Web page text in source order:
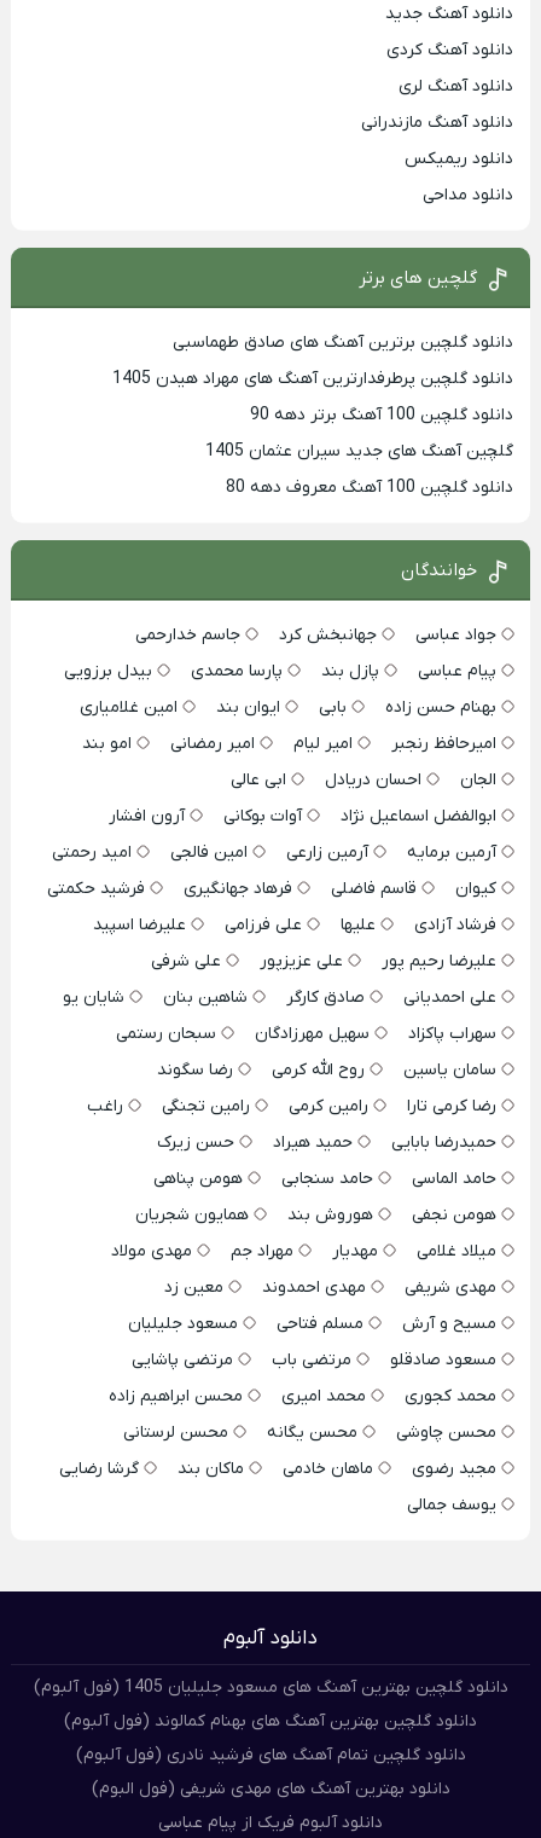
دانلود آهنگ جدید
دانلود آهنگ کردی
دانلود آهنگ لری
دانلود آهنگ مازندرانی
دانلود ریمیکس
دانلود مداحی
گلچین های برتر
دانلود گلچین برترین آهنگ های صادق طهماسبی
دانلود گلچین پرطرفدارترین آهنگ های مهراد هیدن 1405
دانلود گلچین 100 آهنگ برتر دهه 90
گلچین آهنگ های جدید سیران عثمان 1405
دانلود گلچین 100 آهنگ معروف دهه 80
خوانندگان
جواد عباسی جهانبخش کرد
جاسم خدارحمی
پیام عباسی
پازل بند پارسا محمدی
بیدل برزویی
بهنام حسن زاده
بابی ایوان بند
امین غلامیاری
امیرحافظ رنجبر
امیر لیام امیر رمضانی
امو بند
الجان
احسان دریادل
ابی عالی
ابوالفضل اسماعیل نژاد
آوات بوکانی
آرون افشار
آرمین برمایه
آرمین زارعی امین فالجی
امید رحمتی
کیوان
قاسم فاضلی فرهاد جهانگیری
فرشید حکمتی
فرشاد آزادی
علیها علی فرزامی
علیرضا اسپید
علیرضا رحیم پور
علی عزیزپور
علی شرفی
علی احمدیانی
صادق کارگر شاهین بنان
شایان یو
سهراب پاکزاد
سهیل مهرزادگان
سبحان رستمی
سامان یاسین
روح الله کرمی
رضا سگوند
رضا کرمی تارا
رامین کرمی رامین تجنگی
راغب
حمیدرضا بابایی
حمید هیراد
حسن زیرک
حامد الماسی
حامد سنجابی
هومن پناهی
هومن نجفی
هوروش بند
همایون شجریان
میلاد غلامی
مهدیار مهراد جم
مهدی مولاد
مهدی شریفی
مهدی احمدوند
معین زد
مسیح و آرش
مسلم فتاحی
مسعود جلیلیان
مسعود صادقلو
مرتضی باب
مرتضی پاشایی
محمد کجوری
محمد امیری
محسن ابراهیم زاده
محسن چاوشی
محسن یگانه
محسن لرستانی
مجید رضوی
ماهان خادمی ماکان بند
گرشا رضایی
یوسف جمالی
دانلود آلبوم
دانلود گلچین بهترین آهنگ های مسعود جلیلیان 1405 (فول آلبوم)
دانلود گلچین بهترین آهنگ های بهنام کمالوند (فول آلبوم)
دانلود گلچین تمام آهنگ های فرشید نادری (فول آلبوم)
دانلود بهترین آهنگ های مهدی شریفی (فول البوم)
دانلود آلبوم فریک از پیام عباسی